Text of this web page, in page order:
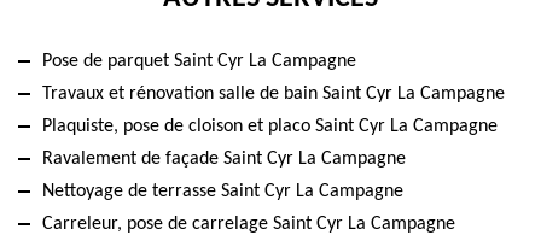
Pose de parquet Saint Cyr La Campagne
Travaux et rénovation salle de bain Saint Cyr La Campagne
Plaquiste, pose de cloison et placo Saint Cyr La Campagne
Ravalement de façade Saint Cyr La Campagne
Nettoyage de terrasse Saint Cyr La Campagne
Carreleur, pose de carrelage Saint Cyr La Campagne